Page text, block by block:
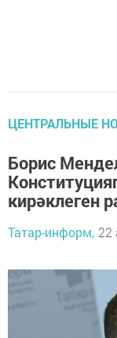
ЦЕНТРАЛЬНЫЕ
Борис
кирәклеген
Татар-информ, 22